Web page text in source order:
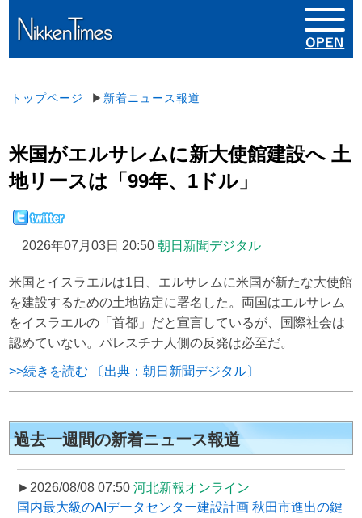
トップページ ▶ 新着ニュース報道
米国がエルサレムに新大使館建設へ 土
地リースは「99年、1ドル」
2026年07月03日 20:50 朝日新聞デジタル
米国とイスラエルは1日、エルサレムに米国が新たな大使館
を建設するための土地協定に署名した。両国はエルサレム
をイスラエルの「首都」だと宣言しているが、国際社会は
認めていない。パレスチナ人側の反発は必至だ。
>>続きを読む 〔出典：朝日新聞デジタル〕
過去一週間の新着ニュース報道
►2026/08/08 07:50 河北新報オンライン
国内最大級のAIデータセンター建設計画 秋田市進出の鍵